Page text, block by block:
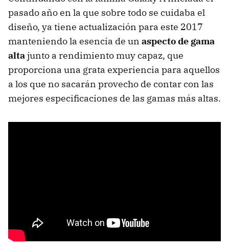
pasado año en la que sobre todo se cuidaba el
diseño, ya tiene actualización para este 2017
manteniendo la esencia de un aspecto de gama
altajunto a rendimiento muy capaz, que
proporciona una grata experiencia para aquellos
a los que no sacarán provecho de contar con las
mejores especificaciones de las gamas más altas.